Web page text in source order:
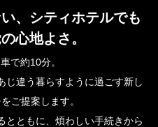
、シティホテルでも
心地よさ。
で約10分。
じ違う暮らすように過ごす新し
ご提案します。
とともに、煩わしい手続きから